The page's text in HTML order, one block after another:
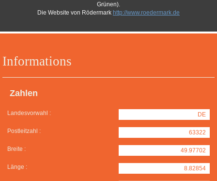
Informations
Zahlen
Landesvorwahl : DE
Postleitzahl : 63322
Breite : 49.97702
Länge : 8.82854
Grünen).
Die Website von Rödermark http://www.roedermark.de